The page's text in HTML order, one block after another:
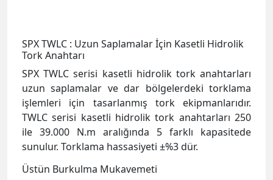
SPX TWLC : Uzun Saplamalar İçin Kasetli Hidrolik
Tork Anahtarı
SPX TWLC serisi kasetli hidrolik tork anahtarları
uzun saplamalar ve dar bölgelerdeki torklama
işlemleri için tasarlanmış tork ekipmanlarıdır.
TWLC serisi kasetli hidrolik tork anahtarları 250
ile 39.000 N.m aralığında 5 farklı kapasitede
sunulur. Torklama hassasiyeti ±%3 dür.
Üstün Burkulma Mukavemeti